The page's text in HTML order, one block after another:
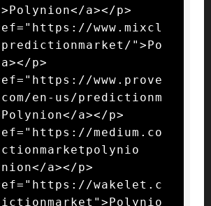
a></p>
www.mixcl
predictionmarket/">Po
p>
www.prove
en-us/predictionm
a></p>
medium.co
a></p>
wakelet.c